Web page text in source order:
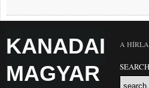
KANADAI
MAGYAR
A